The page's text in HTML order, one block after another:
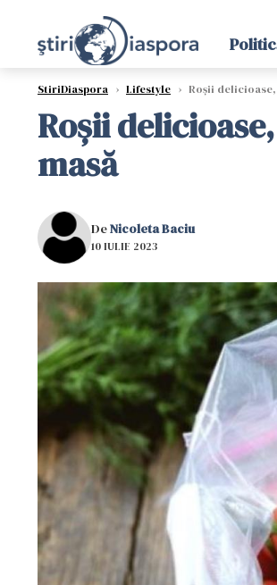
StiriDiaspora › Lifestyle › Roșii
Roșii
masă
DeNicoleta Baciu
10 IULIE 2023